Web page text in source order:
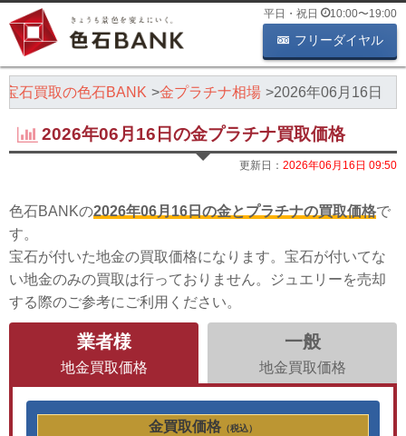
平日・祝日 10:00〜19:00
フリーダイヤル
宝石買取の色石BANK 金プラチナ相場 2026年06月16日
2026年06月16日の金プラチナ買取価格
更新日： 2026年06月16日 09:50
色石BANKの2026年06月16日の金とプラチナの買取価格で
す。
宝石が付いた地金の買取価格になります。宝石が付いてな
い地金のみの買取は行っておりません。ジュエリーを売却
する際のご参考にご利用ください。
業者様
地金買取価格
一般
地金買取価格
金買取価格 （税込）